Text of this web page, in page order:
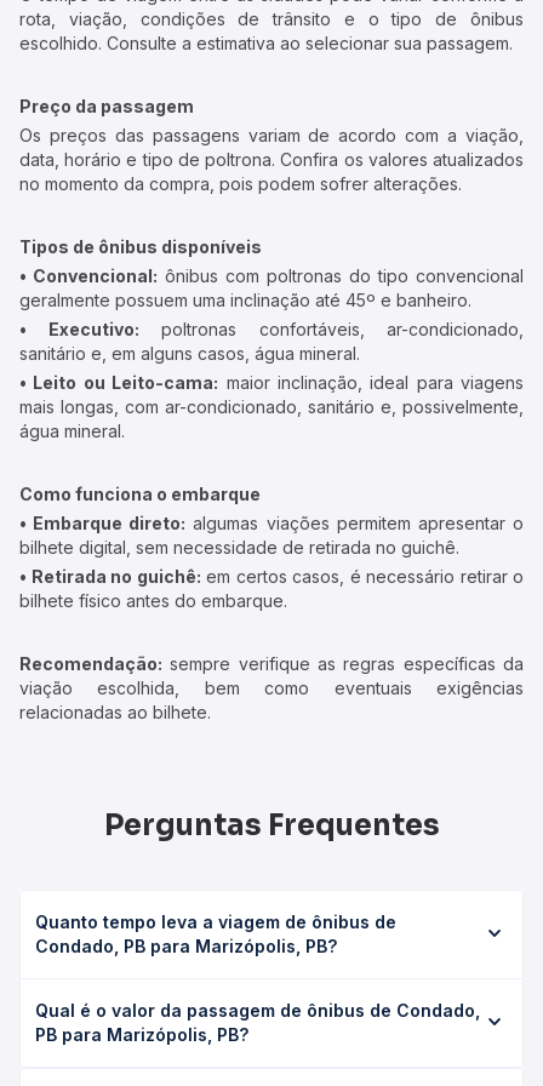
rota, viação, condições de trânsito e o tipo de ônibus
escolhido. Consulte a estimativa ao selecionar sua passagem.
Preço da passagem
Os preços das passagens variam de acordo com a viação,
data, horário e tipo de poltrona. Confira os valores atualizados
no momento da compra, pois podem sofrer alterações.
Tipos de ônibus disponíveis
• Convencional: ônibus com poltronas do tipo convencional
geralmente possuem uma inclinação até 45º e banheiro.
• Executivo: poltronas confortáveis, ar-condicionado,
sanitário e, em alguns casos, água mineral.
• Leito ou Leito-cama: maior inclinação, ideal para viagens
mais longas, com ar-condicionado, sanitário e, possivelmente,
água mineral.
Como funciona o embarque
• Embarque direto: algumas viações permitem apresentar o
bilhete digital, sem necessidade de retirada no guichê.
• Retirada no guichê: em certos casos, é necessário retirar o
bilhete físico antes do embarque.
Recomendação: sempre verifique as regras específicas da
viação escolhida, bem como eventuais exigências
relacionadas ao bilhete.
Perguntas Frequentes
Quanto tempo leva a viagem de ônibus de
Condado, PB para Marizópolis, PB?
leva em média 1h 48min, podendo variar conforme a
viação, o tipo de serviço (convencional, executivo ou
Qual é o valor da passagem de ônibus de Condado,
PB para Marizópolis, PB?